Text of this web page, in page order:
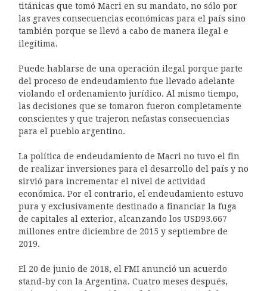
titánicas que tomó Macri en su mandato, no sólo por
las graves consecuencias económicas para el país sino
también porque se llevó a cabo de manera ilegal e
ilegítima.
Puede hablarse de una operación ilegal porque parte
del proceso de endeudamiento fue llevado adelante
violando el ordenamiento jurídico. Al mismo tiempo,
las decisiones que se tomaron fueron completamente
conscientes y que trajeron nefastas consecuencias
para el pueblo argentino.
La política de endeudamiento de Macri no tuvo el fin
de realizar inversiones para el desarrollo del país y no
sirvió para incrementar el nivel de actividad
económica. Por el contrario, el endeudamiento estuvo
pura y exclusivamente destinado a financiar la fuga
de capitales al exterior, alcanzando los USD93.667
millones entre diciembre de 2015 y septiembre de
2019.
El 20 de junio de 2018, el FMI anunció un acuerdo
stand-by con la Argentina. Cuatro meses después,